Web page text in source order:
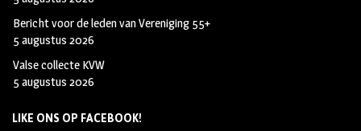
Bericht voor de leden van Vereniging 55+
5 augustus 2026
Valse collecte KVW
5 augustus 2026
LIKE ONS OP FACEBOOK!